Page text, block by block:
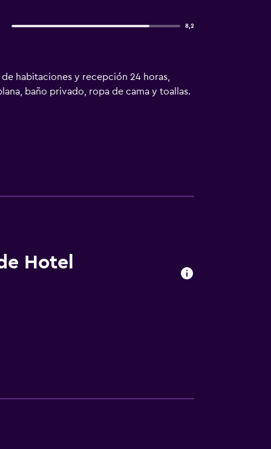
8,2
habitaciones y recepción 24 horas,
baño privado, ropa de cama y toallas.
Hotel